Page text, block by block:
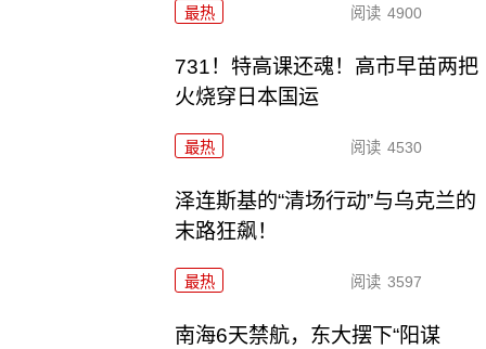
最热 阅读 4900
731！特高课还魂！高市早苗两把
火烧穿日本国运
最热 阅读 4530
泽连斯基的“清场行动”与乌克兰的
末路狂飙！
最热 阅读 3597
南海6天禁航，东大摆下“阳谋